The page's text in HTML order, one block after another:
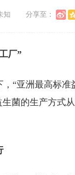
知 分享至：
厂”
，“亚洲最高标准
生菌的生产方式